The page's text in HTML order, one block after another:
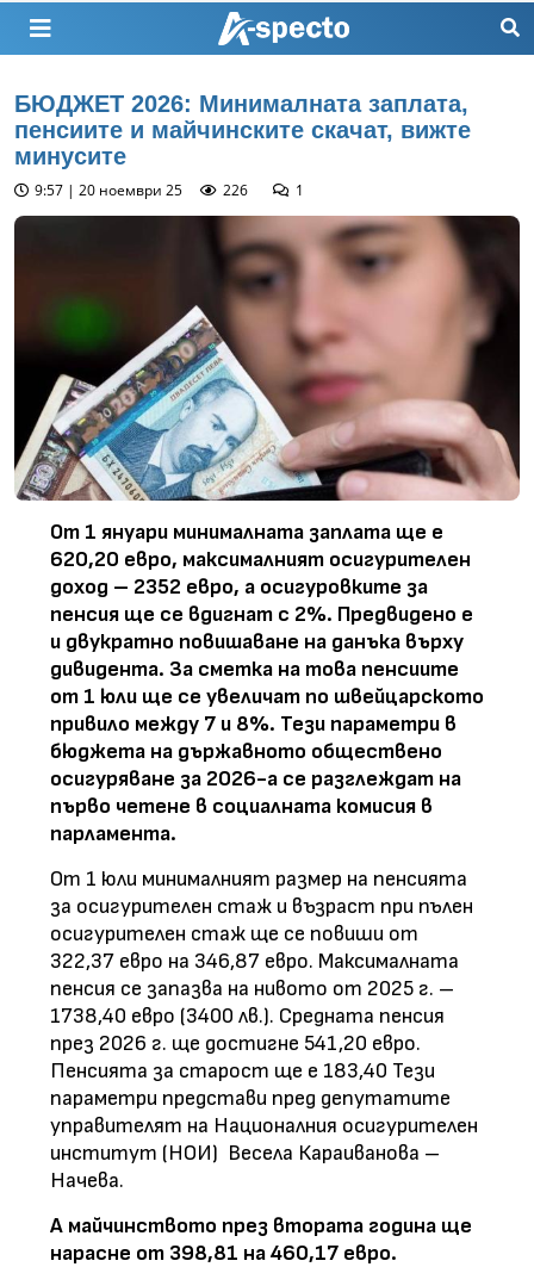
БЮДЖЕТ 2026: Минималната заплата,
пенсиите и майчинските скачат, вижте
минусите
9:57 | 20 ноември 25 226 1
От 1 януари минималната заплата ще е
620,20 евро, максималният осигурителен
доход – 2352 евро, а осигуровките за
пенсия ще се вдигнат с 2%. Предвидено е
и двукратно повишаване на данъка върху
дивидента. За сметка на това пенсиите
от 1 юли ще се увеличат по швейцарското
привило между 7 и 8%. Тези параметри в
бюджета на държавното обществено
осигуряване за 2026-а се разглеждат на
първо четене в социалната комисия в
парламента.
От 1 юли минималният размер на пенсията
за осигурителен стаж и възраст при пълен
осигурителен стаж ще се повиши от
322,37 евро на 346,87 евро. Максималната
пенсия се запазва на нивото от 2025 г. –
1738,40 евро (3400 лв.). Средната пенсия
през 2026 г. ще достигне 541,20 евро.
Пенсията за старост ще е 183,40 Тези
параметри представи пред депутатите
управителят на Националния осигурителен
институт (НОИ) Весела Караиванова –
Начева.
А майчинството през втората година ще
нарасне от 398,81 на 460,17 евро.